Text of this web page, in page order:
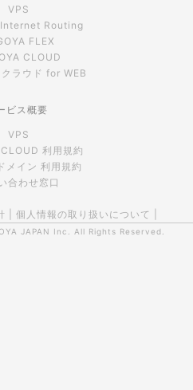
VPS
Internet Routing
FLEX
CLOUD
ラウド for WEB
ビス概要
VPS
利用規約
メイン 利用規約
合わせ窓口
個人情報の取り扱いについて
JAPAN Inc. All Rights Reserved.